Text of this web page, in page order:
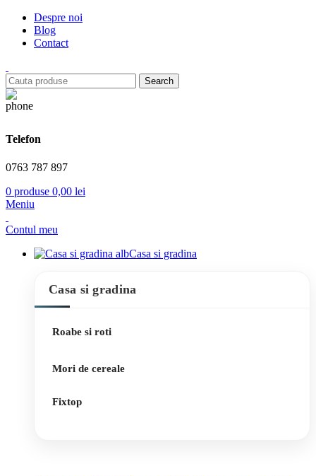
Despre noi
Blog
Contact
Search
Telefon
0763 787 897
0 produse 0,00 lei
Meniu
Contul meu
Casa si gradina
Casa si gradina
Roabe si roti
Mori de cereale
Fixtop